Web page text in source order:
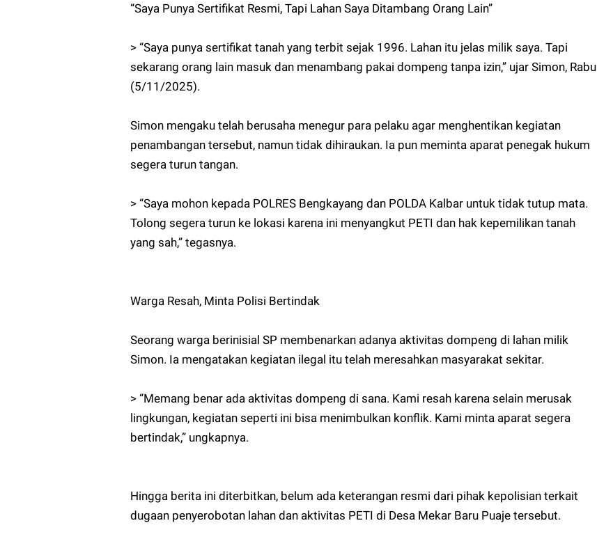
“Saya Punya Sertifikat Resmi, Tapi Lahan Saya Ditambang Orang Lain”
> “Saya punya sertifikat tanah yang terbit sejak 1996. Lahan itu jelas milik saya. Tapi
sekarang orang lain masuk dan menambang pakai dompeng tanpa izin,” ujar Simon, Rabu
(5/11/2025).
Simon mengaku telah berusaha menegur para pelaku agar menghentikan kegiatan
penambangan tersebut, namun tidak dihiraukan. Ia pun meminta aparat penegak hukum
segera turun tangan.
> “Saya mohon kepada POLRES Bengkayang dan POLDA Kalbar untuk tidak tutup mata.
Tolong segera turun ke lokasi karena ini menyangkut PETI dan hak kepemilikan tanah
yang sah,” tegasnya.
Warga Resah, Minta Polisi Bertindak
Seorang warga berinisial SP membenarkan adanya aktivitas dompeng di lahan milik
Simon. Ia mengatakan kegiatan ilegal itu telah meresahkan masyarakat sekitar.
> “Memang benar ada aktivitas dompeng di sana. Kami resah karena selain merusak
lingkungan, kegiatan seperti ini bisa menimbulkan konflik. Kami minta aparat segera
bertindak,” ungkapnya.
Hingga berita ini diterbitkan, belum ada keterangan resmi dari pihak kepolisian terkait
dugaan penyerobotan lahan dan aktivitas PETI di Desa Mekar Baru Puaje tersebut.